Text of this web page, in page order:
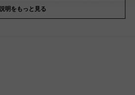
明をもっと見る